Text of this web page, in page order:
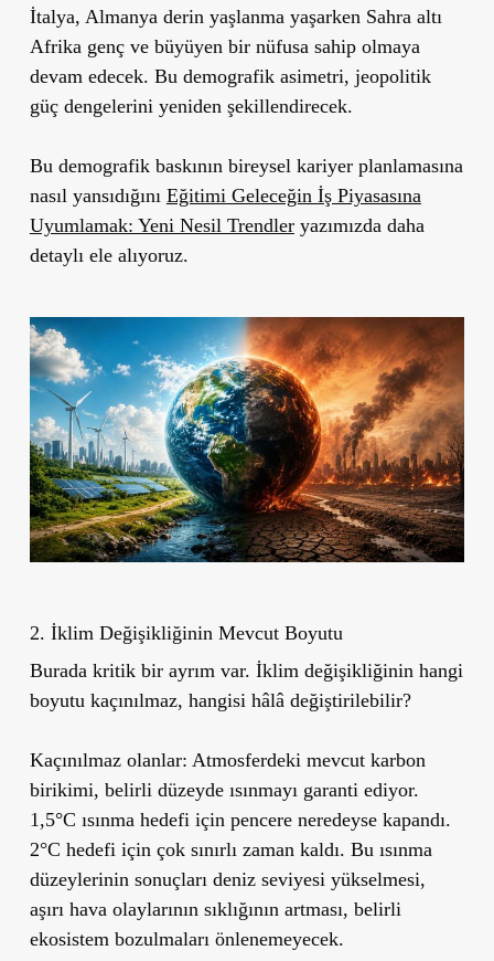
İtalya, Almanya derin yaşlanma yaşarken Sahra altı
Afrika genç ve büyüyen bir nüfusa sahip olmaya
devam edecek. Bu demografik asimetri, jeopolitik
güç dengelerini yeniden şekillendirecek.
Bu demografik baskının bireysel kariyer planlamasına
nasıl yansıdığını Eğitimi Geleceğin İş Piyasasına
Uyumlamak: Yeni Nesil Trendleryazımızda daha
detaylı ele alıyoruz.
2. İklim Değişikliğinin Mevcut Boyutu
Burada kritik bir ayrım var. İklim değişikliğinin hangi
boyutu kaçınılmaz, hangisi hâlâ değiştirilebilir?
Kaçınılmaz olanlar: Atmosferdeki mevcut karbon
birikimi, belirli düzeyde ısınmayı garanti ediyor.
1,5°C ısınma hedefi için pencere neredeyse kapandı.
2°C hedefi için çok sınırlı zaman kaldı. Bu ısınma
düzeylerinin sonuçları deniz seviyesi yükselmesi,
aşırı hava olaylarının sıklığının artması, belirli
ekosistem bozulmaları önlenemeyecek.